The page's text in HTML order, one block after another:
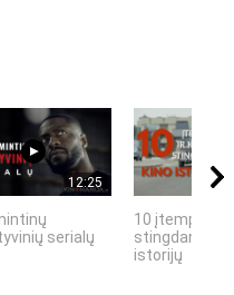
12:25
serialų
10 įtemptų,
stingdančių
istorijų